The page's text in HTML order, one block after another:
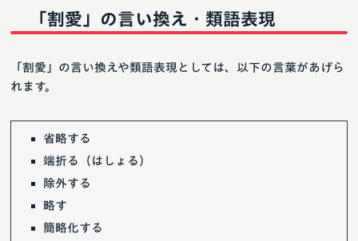
「割愛」の言い換え・類語表現
「割愛」の言い換えや類語表現としては、以下の言葉があげら
れます。
省略する
端折る（はしょる）
除外する
略す
簡略化する